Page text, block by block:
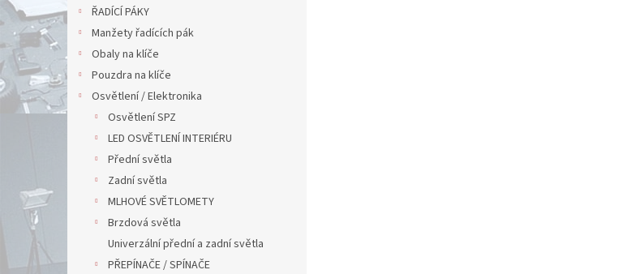
ŘADÍCÍ PÁKY
Manžety řadících pák
Obaly na klíče
Pouzdra na klíče
Osvětlení / Elektronika
Osvětlení SPZ
LED OSVĚTLENÍ INTERIÉRU
Přední světla
Zadní světla
MLHOVÉ SVĚTLOMETY
Brzdová světla
Univerzální přední a zadní světla
PŘEPÍNAČE / SPÍNAČE